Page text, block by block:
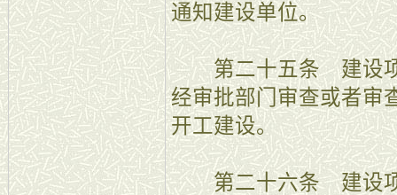
通知建设单位。
第二十五条 建设项
经审批部门审查或者审
开工建设。
第二十六条 建设项